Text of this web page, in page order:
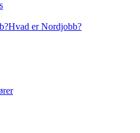
Hvad er Nordjobb?